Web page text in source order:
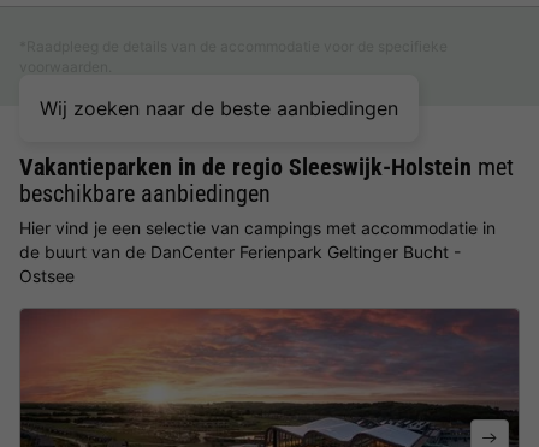
Wij zoeken naar de beste aanbiedingen
Vakantieparken in de regio Sleeswijk-Holstein met
beschikbare aanbiedingen
Hier vind je een selectie van campings met accommodatie in
de buurt van de DanCenter Ferienpark Geltinger Bucht -
Ostsee